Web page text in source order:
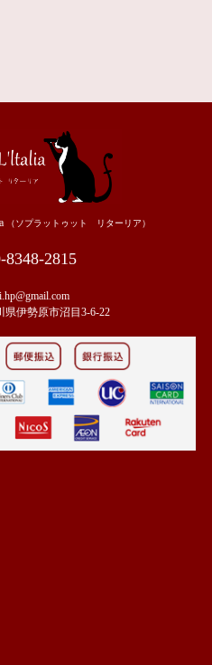
（ソプラットゥット リターリア）
8348-2815
伊勢原市沼目3-6-22